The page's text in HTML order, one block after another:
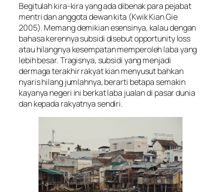
Begitulah kira-kira yang ada dibenak para pejabat
mentri dan anggota dewan kita (Kwik Kian Gie
2005). Memang demikian esensinya, kalau dengan
bahasa kerennya subsidi disebut opportunity loss
atau hilangnya kesempatan memperoleh laba yang
lebih besar. Tragisnya, subsidi yang menjadi
dermaga terakhir rakyat kian menyusut bahkan
nyaris hilang jumlahnya, berarti betapa semakin
kayanya negeri ini berkat laba jualan di pasar dunia
dan kepada rakyatnya sendiri.